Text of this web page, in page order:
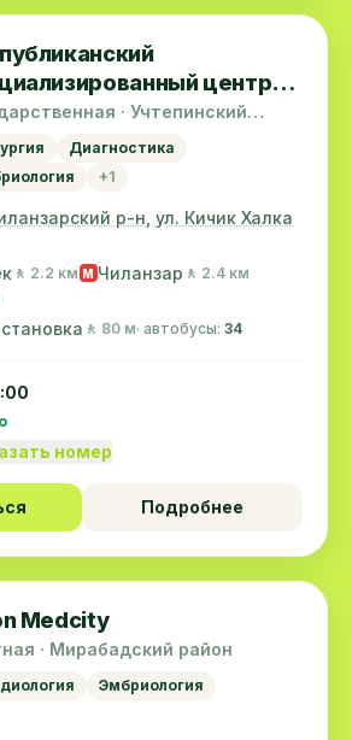
центр
глаза
· Учтепинский
Диагностика
+1
р-н, ул. Кичик Халка
🚶 2.2 км M Чиланзар 🚶 2.4 км
🚶 80 м· автобусы: 34
номер
Подробнее
Medcity
· Мирабадский район
Эмбриология